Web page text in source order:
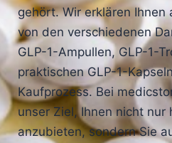
gehört. Wir erklären Ihnen
von den verschiedenen
GLP-1-Ampullen, GLP-1-
praktischen GLP-1-
Kaufprozess. Bei
unser Ziel, Ihnen nicht
anzubieten, sondern Sie